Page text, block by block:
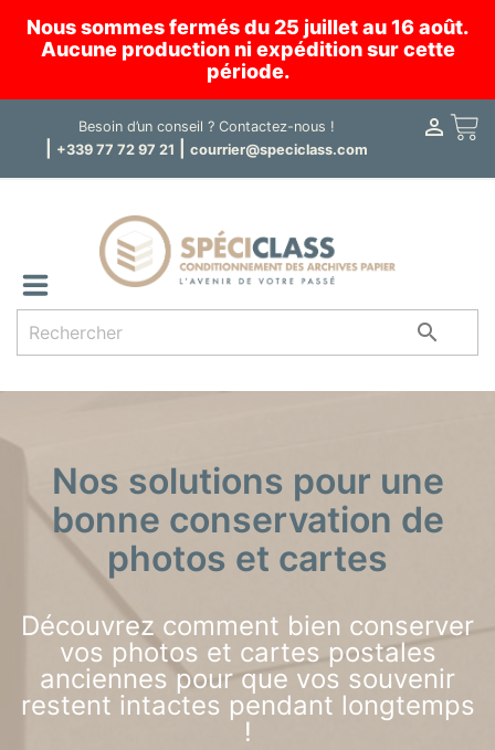
Nous sommes fermés du 25 juillet au 16 août.
Aucune production ni expédition sur cette
période.
Besoin d’un conseil ? Contactez-nous !
+339 77 72 97 21 courrier@speciclass.com
 Panier

Nos solutions pour une
bonne conservation de
photos et cartes
Découvrez comment bien conserver
vos photos et cartes postales
anciennes pour que vos souvenir
restent intactes pendant longtemps
!